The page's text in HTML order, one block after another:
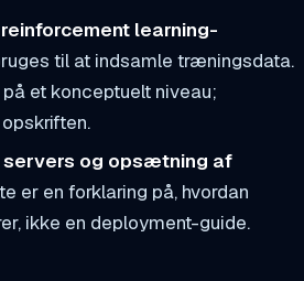
learning-
til at indsamle træningsdata.
et konceptuelt niveau;
servers og opsætning af
er en forklaring på, hvordan
ikke en deployment-guide.